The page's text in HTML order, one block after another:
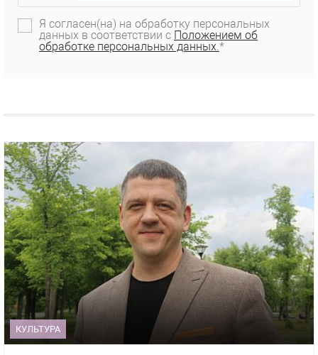
Я согласен(на) на обработку персональных
данных в соответствии с Положением об
обработке персональных данных.*
КУЛЬТУРА